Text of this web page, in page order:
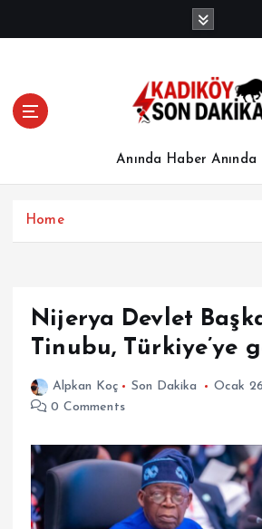
Anında Haber Anında
Home
Nijerya Devlet
Tinubu, Türkiye’ye
Alpkan Koç Son Dakika
Ocak
0 Comments